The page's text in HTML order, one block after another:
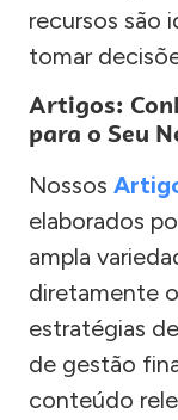
recursos são
tomar
Artigos:
para o Seu
Nossos
elaborados
ampla
diretamente
estratégias
de gestão
conteúdo